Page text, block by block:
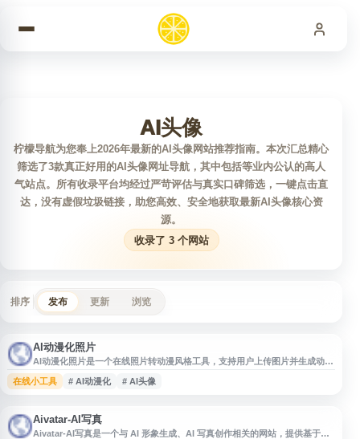
AI头像
柠檬导航为您奉上2026年最新的AI头像网站推荐指南。本次汇总精心
筛选了3款真正好用的AI头像网址导航，其中包括等业内公认的高人
气站点。所有收录平台均经过严苛评估与真实口碑筛选，一键点击直
达，没有虚假垃圾链接，助您高效、安全地获取最新AI头像核心资
源。
收录了 3 个网站
排序 发布 更新 浏览
AI动漫化照片
AI动漫化照片是一个在线照片转动漫风格工具，支持用户上传图片并生成动漫
化效果，适用于头像制作、社交媒体配图、创意展示等场景。网站提供基于浏
览器的图片处理体验，无需复杂操作，帮助用户快速将人像或照片转换为具有
在线小工具 # AI动漫化 # AI头像
Aivatar-AI写真
Aivatar-AI写真是一个与 AI 形象生成、AI 写真创作相关的网站，提供基于人